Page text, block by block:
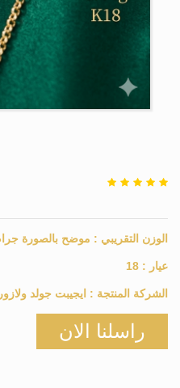
الوزن التقريبي : موضح بالصورة
عيار : 18
الشركة المنتجة : ايجيبت جولد
راسلنا الان